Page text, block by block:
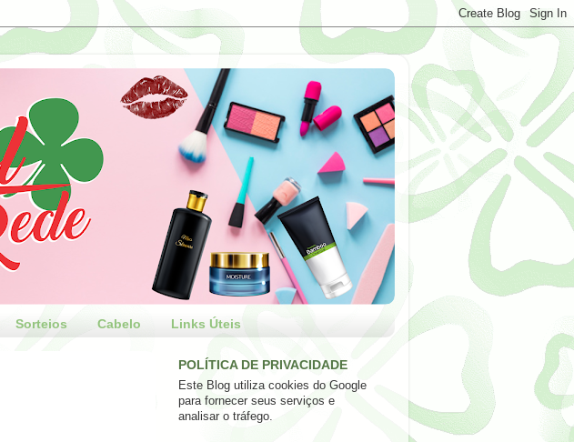
Sorteios Cabelo Links Úteis
POLÍTICA DE PRIVACIDADE
Este Blog utiliza cookies do Google
para fornecer seus serviços e
analisar o tráfego.